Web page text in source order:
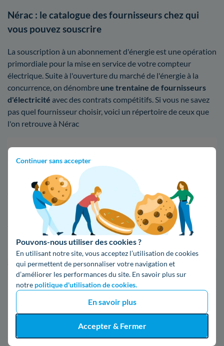
Continuer sans accepter
Pouvons-nous utiliser des cookies ?
En utilisant notre site, vous acceptez l’utilisation de cookies
qui permettent de personnaliser votre navigation et
d’améliorer les performances du site. En savoir plus sur
notre politique d'utilisation de cookies.
En savoir plus
Accepter & Fermer
Nérac : le catalogue des fournisseurs chez qui
vous pouvez souscrire
La souscription à un abonnement d'énergie est une opération
primordiale pour la mise en service de votre compteur
électrique. Suite à l'ouverture du marché de l'énergie à la
concurrence, on dénombre une trentaine de fournisseurs
d'électricité avec des contrats compétitifs. Si vous ne savez
pas quel fournisseur choisir, voici un répertoire de ceux que
l'on retrouve à Nérac
Fournisseur Prix du kWh*
16,400000000000002 c€/kWh
*Prix TTC pour un forfait base d’une puissance de 6 kVA
Infos / souscriptions
(appel non surtaxé)
09 78 46 71 74